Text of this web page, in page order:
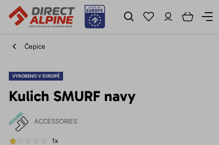
Čepice
VYROBENO V EVROPĚ
Kulich SMURF navy
ACCESSORIES
1x